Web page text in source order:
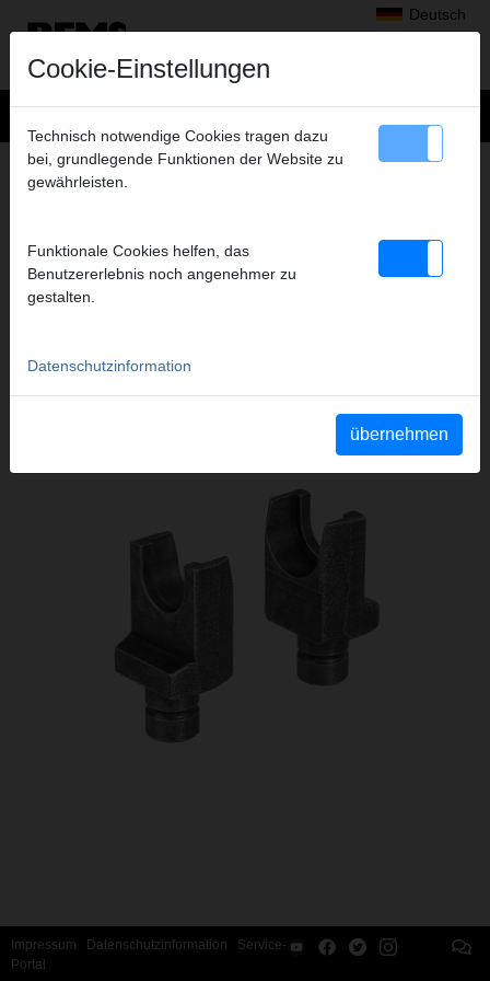
Deutsch
Produkte>Axialpressen >REMS Pressköpfe
> Presskopf AT 20, 2er-Pack
Art.-Nr. 573122
Für Druckhülsensystem aquatherm
Katalogauszüge
(PDF)
Impressum Datenschutzinformation
Service-
Portal
Cookie-Einstellungen
Technisch notwendige Cookies tragen dazu
bei, grundlegende Funktionen der Website zu
gewährleisten.
Funktionale Cookies helfen, das
Benutzererlebnis noch angenehmer zu
gestalten.
Datenschutzinformation
übernehmen